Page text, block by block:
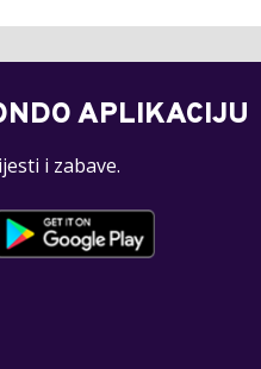
APLIKACIJU
i zabave.